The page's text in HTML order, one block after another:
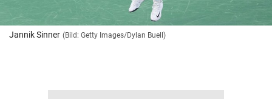
Jannik Sinner (Bild: Getty Images/Dylan Buell)